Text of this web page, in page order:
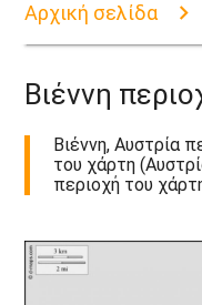
Αρχική σελίδα
Βιέννη
Βιέννη, Αυστρία
του χάρτη
περιοχή του